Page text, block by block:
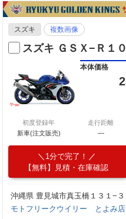
スズキ 複数画像
スズキ ＧＳＸ−Ｒ１
本体価格
初度登録年
新車(注文販売)
走行距離
―
1分で完了！
【無料】見積・在庫確認
沖縄県 豊見城市真玉橋１３１−３
モトフリークウイリー とよみ店